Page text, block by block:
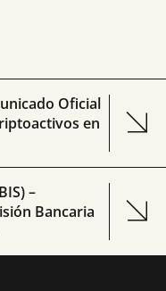
Oficial
en
–
Bancaria